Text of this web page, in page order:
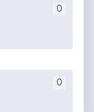
0
0